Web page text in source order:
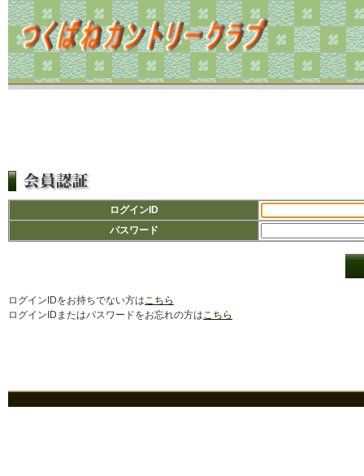
ログインID
パスワード
ログインIDをお持ちでない方はこちら
ログインIDまたはパスワードをお忘れの方はこちら